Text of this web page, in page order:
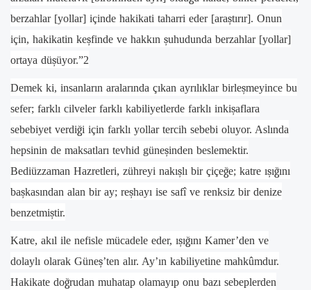
berzahlar [yollar] içinde hakikati taharri eder [araştırır]. Onun
için, hakikatin keşfinde ve hakkın şuhudunda berzahlar [yollar]
ortaya düşüyor.”2
Demek ki, insanların aralarında çıkan ayrılıklar birleşmeyince bu
sefer; farklı cilveler farklı kabiliyetlerde farklı inkişaflara
sebebiyet verdiği için farklı yollar tercih sebebi oluyor. Aslında
hepsinin de maksatları tevhid güneşinden beslemektir.
Bediüzzaman Hazretleri, zühreyi nakışlı bir çiçeğe; katre ışığını
başkasından alan bir ay; reşhayı ise safî ve renksiz bir denize
benzetmiştir.
Katre, akıl ile nefisle mücadele eder, ışığını Kamer’den ve
dolaylı olarak Güneş’ten alır. Ay’ın kabiliyetine mahkûmdur.
Hakikate doğrudan muhatap olamayıp onu bazı sebeplerden